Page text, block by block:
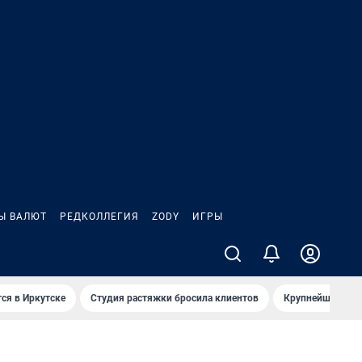
ВАЛЮТ РЕДКОЛЛЕГИЯ ZODY ИГРЫ
в Иркутске Студия растяжки бросила клиентов Крупнейшие